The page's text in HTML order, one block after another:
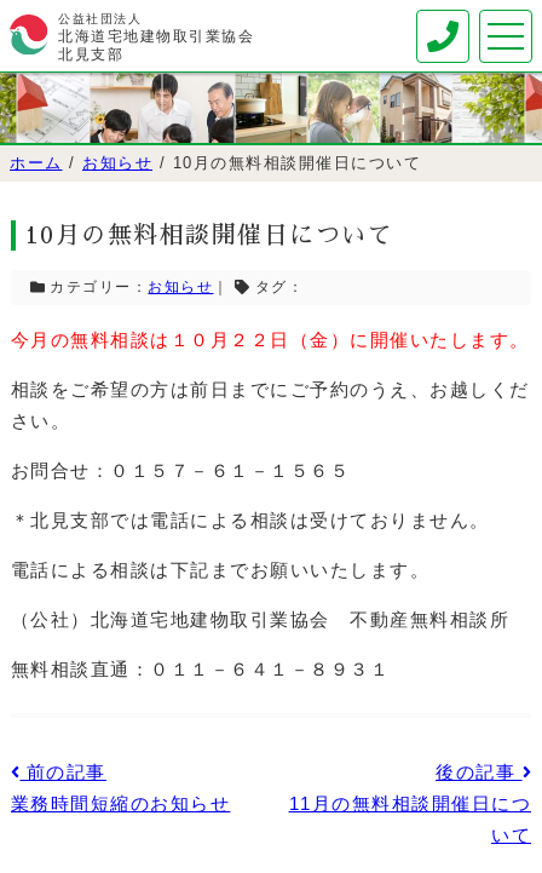
公益社団法人
北海道宅地建物取引業協会
北見支部
ホーム / お知らせ / 10月の無料相談開催日について
10月の無料相談開催日について
カテゴリー： お知らせ ｜ タグ：
今月の無料相談は１０月２２日（金）に開催いたします。
相談をご希望の方は前日までにご予約のうえ、お越しくだ
さい。
お問合せ：０１５７－６１－１５６５
＊北見支部では電話による相談は受けておりません。
電話による相談は下記までお願いいたします。
（公社）北海道宅地建物取引業協会 不動産無料相談所
無料相談直通：０１１－６４１－８９３１
前の記事
業務時間短縮のお知らせ
後の記事
11月の無料相談開催日につ
いて